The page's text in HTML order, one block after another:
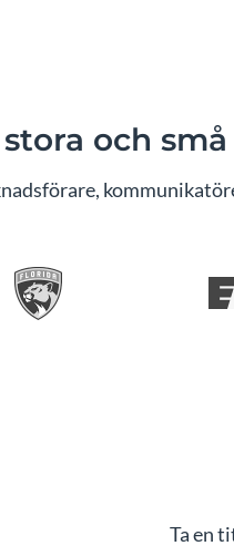
stora och
Ta en